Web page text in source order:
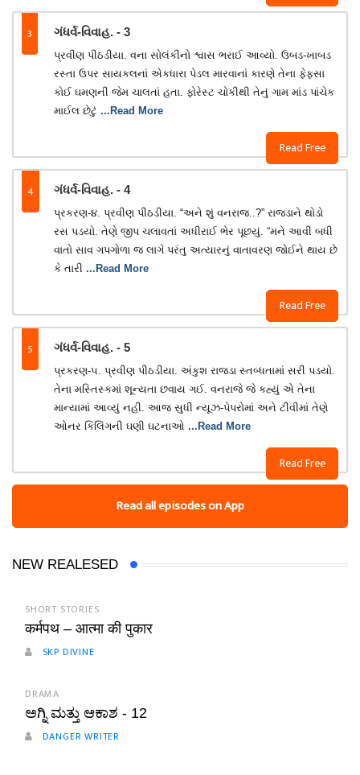
3 ગંધર્વ-વિવાહ. - 3
Read Free
પ્રવીણ પીઠડીયા. વના સોલંકીનો શ્વાસ ભરાઈ આવ્યો. ઉબડ-ખાબડ
રસ્તા ઉપર સાયકલનાં એકધારા પેડલ મારવાનાં કારણે તેના ફેફસા
કોઈ ઘમણની જેમ ચાલતાં હતા. ફોરેસ્ટ ચોકીથી તેનું ગામ માંડ પાંચેક
માઈલ છેટું ...Read More
4 ગંધર્વ-વિવાહ. - 4
Read Free
પ્રકરણ-૪. પ્રવીણ પીઠડીયા. “અને શું વનરાજ..?” રાજડાને થોડો
રસ પડયો. તેણે જીપ ચલાવતાં અધીરાઈ ભેર પૂછયું. “મને આવી બધી
વાતો સાવ ગપગોળા જ લાગે પરંતુ અત્યારનું વાતાવરણ જોઈને થાય છે
કે તારી ...Read More
5 ગંધર્વ-વિવાહ. - 5
Read Free
પ્રકરણ-૫. પ્રવીણ પીઠડીયા. અંકુશ રાજડા સ્તબ્ધતામાં સરી પડયો.
તેના મસ્તિસ્કમાં શૂન્યતા છવાય ગઈ. વનરાજે જે કહ્યું એ તેના
માન્યામાં આવ્યું નહી. આજ સુધી ન્યૂઝ-પેપરોમાં અને ટીવીમાં તેણે
ઓનર કિલિંગની ઘણી ઘટનાઓ ...Read More
Read all episodes on App
NEW REALESED
SHORT STORIES
कर्मपथ – आत्मा की पुकार
SKP DIVINE
DRAMA
ಅಗ್ನಿ ಮತ್ತು ಆಕಾಶ - 12
DANGER WRITER